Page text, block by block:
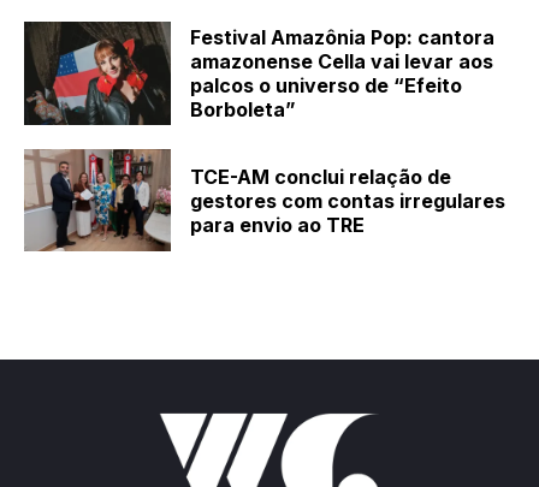
Festival Amazônia Pop: cantora
amazonense Cella vai levar aos
palcos o universo de “Efeito
Borboleta”
TCE-AM conclui relação de
gestores com contas irregulares
para envio ao TRE